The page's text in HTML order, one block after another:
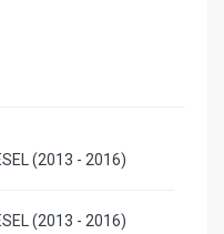
(2013 - 2016)
(2013 - 2016)